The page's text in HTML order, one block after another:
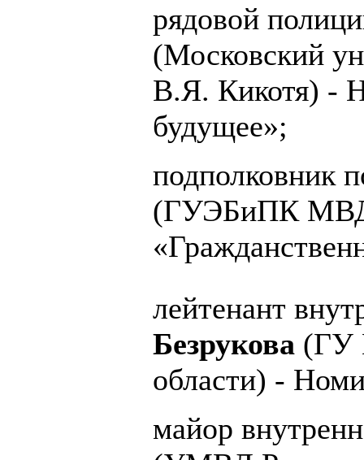
рядовой
(Московский
В.Я. Кикотя) -
будущее»;
подполковник
(ГУЭБиПК МВД
лейтенант
Безрукова (ГУ
области) -
майор